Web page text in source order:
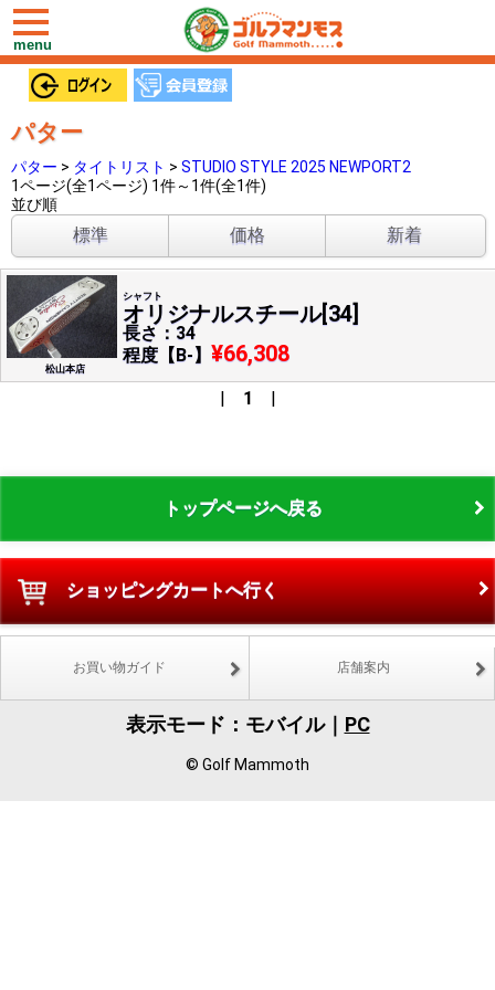
toggle
navigation
menu
パター
パター > タイトリスト > STUDIO STYLE 2025 NEWPORT2
1ページ(全1ページ) 1件～1件(全1件)
並び順
標準 価格 新着
松山本店
シャフト
オリジナルスチール[34]
長さ：34
程度【B-】 ¥66,308
| 1 |
トップページへ戻る
ショッピングカートへ行く
お買い物ガイド 店舗案内
表示モード：モバイル｜ PC
© Golf Mammoth